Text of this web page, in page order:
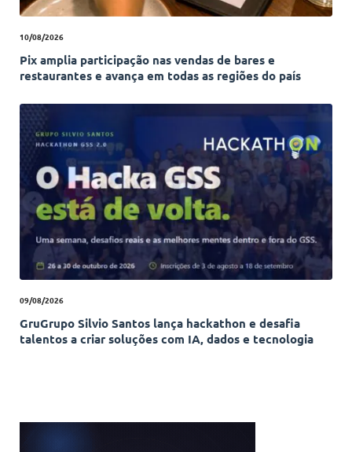
10/08/2026
Pix amplia participação nas vendas de bares e
restaurantes e avança em todas as regiões do país
09/08/2026
GruGrupo Silvio Santos lança hackathon e desafia
talentos a criar soluções com IA, dados e tecnologia